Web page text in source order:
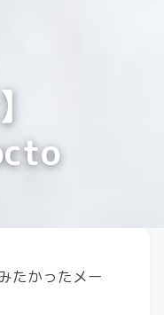
たかったメー